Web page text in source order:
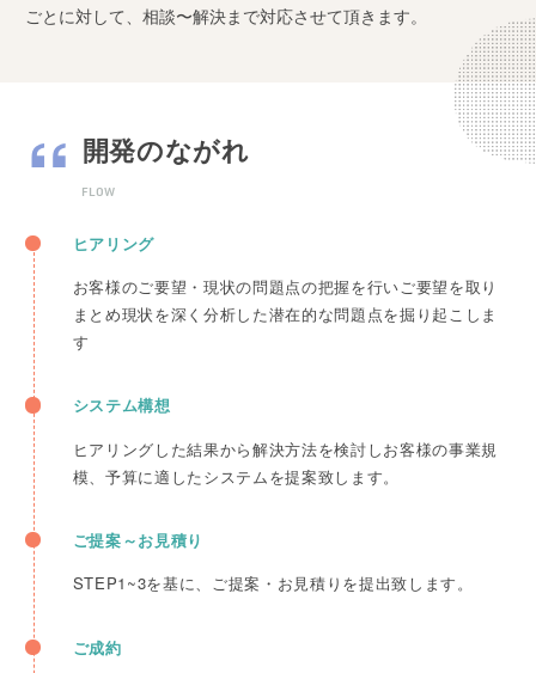
ごとに対して、相談〜解決まで対応させて頂きます。
開発のながれ
FLOW
ヒアリング
お客様のご要望・現状の問題点の把握を行いご要望を取り
まとめ現状を深く分析した潜在的な問題点を掘り起こしま
す
システム構想
ヒアリングした結果から解決方法を検討しお客様の事業規
模、予算に適したシステムを提案致します。
ご提案～お見積り
STEP1~3を基に、ご提案・お見積りを提出致します。
ご成約